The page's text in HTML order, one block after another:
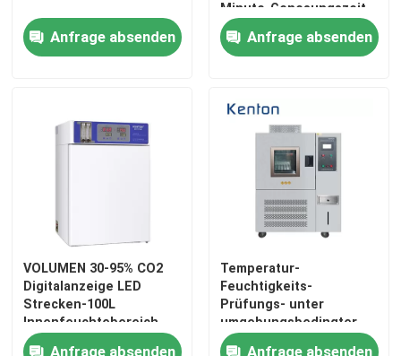
Anfrage absenden
Minute-Genesungszeit
Anfrage absenden
VOLUMEN 30-95% CO2
Digitalanzeige LED
Strecken-100L
Innenfeuchtebereich
relativer Feuchtigkeit
Anfrage absenden
Temperatur-
Feuchtigkeits-
Prüfungs- unter
umgebungsbedingter
Beanspruchunginstrument-
Anfrage absenden